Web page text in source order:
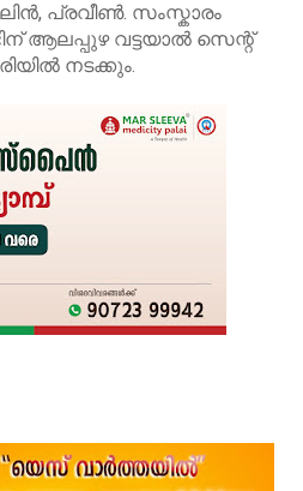
പ്രവീൺ. സംസ്കാരം
ആലപ്പുഴ വട്ടയാൽ സെന്റ്
നടക്കും.